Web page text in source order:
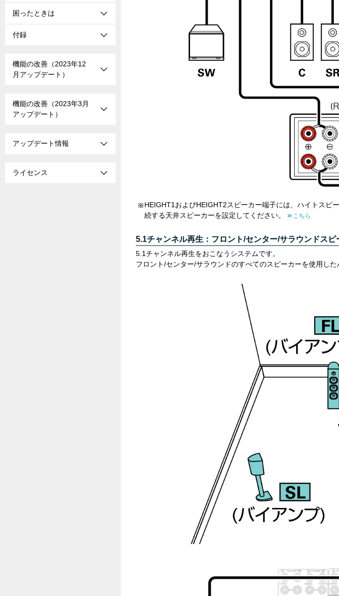
困ったときは
付録
機能の改善（2023年12
月アップデート）
機能の改善（2023年3月
アップデート）
アップデート情報
ライセンス
HEIGHT1およびHEIGHT2スピーカー端子には、ハイトスピ
続する天井スピーカーを設定してください。
こちら
5.1チャンネル再生：フロント/センター/サラウンドス
5.1チャンネル再生をおこなうシステムです。
フロント/センター/サラウンドのすべてのスピーカーを使用した